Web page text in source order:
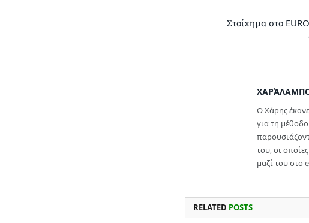
Στοίχημα στο
Ο Χάρης
για τη
του, οι
μαζί του στο
RELATED POSTS